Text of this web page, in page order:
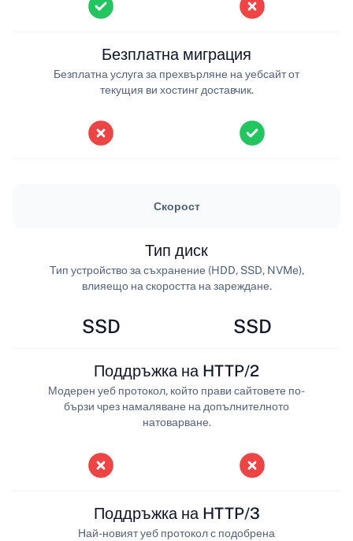
Безплатна миграция
Безплатна услуга за прехвърляне на уебсайт от
текущия ви хостинг доставчик.
Скорост
SSD
Тип диск
Тип устройство за съхранение (HDD, SSD, NVMe),
влияещо на скоростта на зареждане.
SSD
Поддръжка на HTTP/2
Модерен уеб протокол, който прави сайтовете по-
бързи чрез намаляване на допълнителното
натоварване.
Поддръжка на HTTP/3
Най-новият уеб протокол с подобрена